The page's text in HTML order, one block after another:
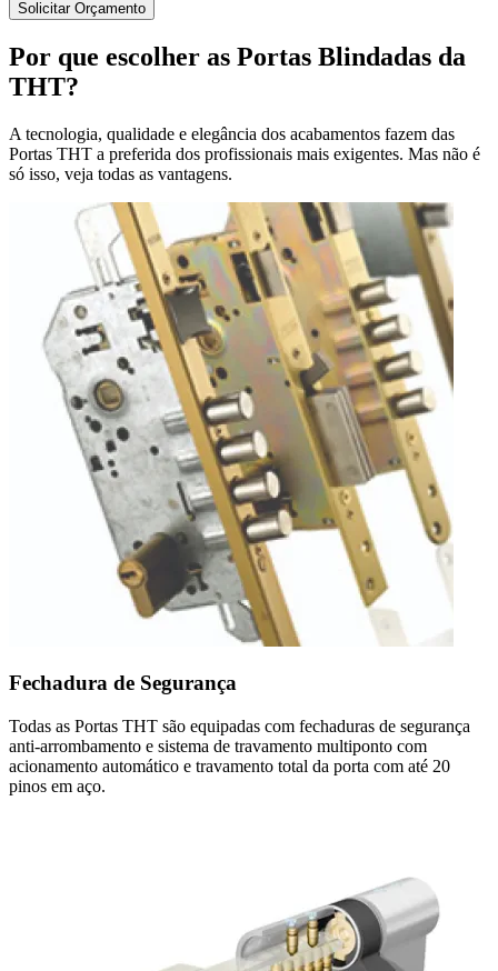
Solicitar Orçamento
Por que escolher as Portas Blindadas da
THT?
A tecnologia, qualidade e elegância dos acabamentos fazem das
Portas THT a preferida dos profissionais mais exigentes. Mas não é
só isso, veja todas as vantagens.
Fechadura de Segurança
Todas as Portas THT são equipadas com fechaduras de segurança
anti-arrombamento e sistema de travamento multiponto com
acionamento automático e travamento total da porta com até 20
pinos em aço.